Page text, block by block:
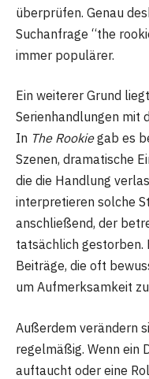
überprüfen. Genau
Suchanfrage “the
immer populärer.
Ein weiterer Grund
Serienhandlungen mit
In The Rookiegab es
Szenen, dramatische
die die Handlung
interpretieren solche
anschließend, der
tatsächlich gestorben.
Beiträge, die oft
um Aufmerksamkeit
Außerdem verändern
regelmäßig. Wenn ein
auftaucht oder eine